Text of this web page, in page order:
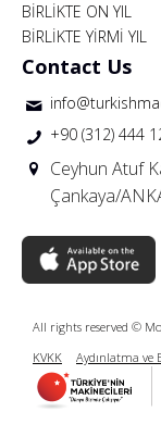
BİRLİKTE ON YIL
BİRLİKTE YİRMİ YIL
Contact Us
+90 (312) 444
Ceyhun Atuf
Çankaya/
All rights reserved ©
KVKK
Aydınlatma ve